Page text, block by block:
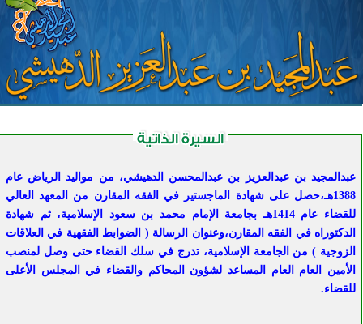
عبدالمجيد بن عبدالعزيز بن عبدالمحسن الدهيشي، من مواليد الرياض عام
1388هـ،حصل على شهادة الماجستير في الفقه المقارن من المعهد العالي
للقضاء عام 1414هـ بجامعة الإمام محمد بن سعود الإسلامية، ثم شهادة
الدكتوراه في الفقه المقارن،وعنوان الرسالة ( الضوابط الفقهية في العلاقات
الزوجية ) من الجامعة الإسلامية، تدرج في سلك القضاء حتى وصل لمنصب
الأمين العام العام المساعد لشؤون المحاكم والقضاء في المجلس الأعلى
للقضاء.